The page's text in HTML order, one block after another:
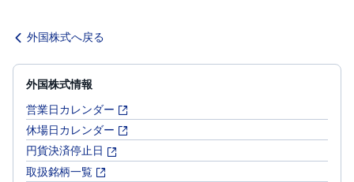
ロ
ア
ド
(R
B
O
P
R
O
)
外国株式へ戻る
外国株式情報
営業日カレンダー
休場日カレンダー
円貨決済停止日
取扱銘柄一覧